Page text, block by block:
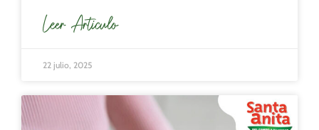
Leer Articulo
22 julio, 2025